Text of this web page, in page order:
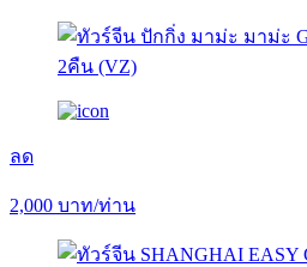
ลด
2,000 บาท/ท่าน